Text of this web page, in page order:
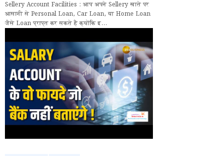
Sellery Account Facilities : आप अपने Sellery खाते पर
आसानी से Personal Loan, Car Loan, या Home Loan
जैसे Loan प्राप्त कर सकते हैं क्योंकि इ...